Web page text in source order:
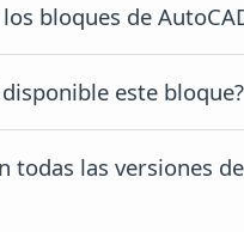
y en vista
bloques de
y adaptarse a
este bloque?
arquitectónica.
todas las versiones